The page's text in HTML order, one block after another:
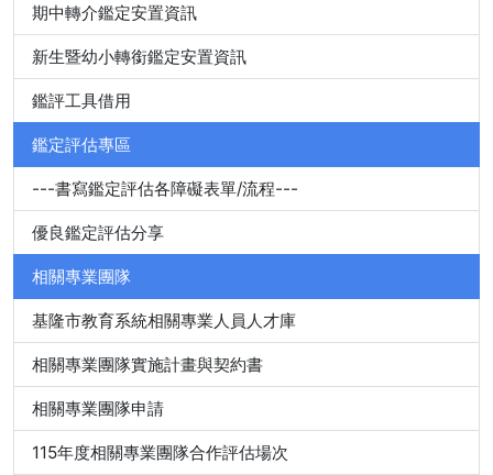
期中轉介鑑定安置資訊
新生暨幼小轉銜鑑定安置資訊
鑑評工具借用
鑑定評估專區
---書寫鑑定評估各障礙表單/流程---
優良鑑定評估分享
相關專業團隊
基隆市教育系統相關專業人員人才庫
相關專業團隊實施計畫與契約書
相關專業團隊申請
115年度相關專業團隊合作評估場次